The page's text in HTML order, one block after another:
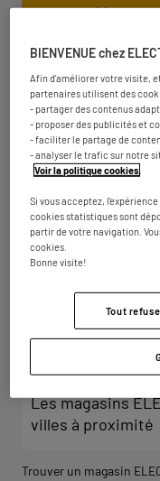
Liste
1
15.55
km
4 rue des
25400
2
Les magasins
villes à proximité
Trouver un magasin
BIENVENUE chez
Afin d'améliorer votre visite,
partenaires utilisent des
- partager des contenus
- proposer des publicités et
- faciliter le partage de
- analyser le trafic sur notre
Voir la politique cookies
Si vous acceptez,
cookies statistiques sont
partir de votre navigation.
cookies.
Bonne visite!
Tout